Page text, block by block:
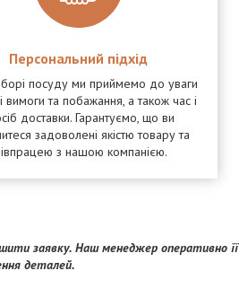
Персональний підхід
посуду ми приймемо до уваги
вимоги та побажання, а також час і
доставки. Гарантуємо, що ви
задоволені якістю товару та
з нашою компанією.
заявку. Наш менеджер оперативно її
деталей.